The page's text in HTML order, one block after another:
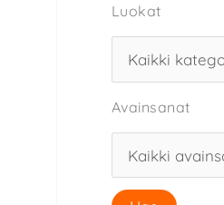
Luokat
Avainsanat